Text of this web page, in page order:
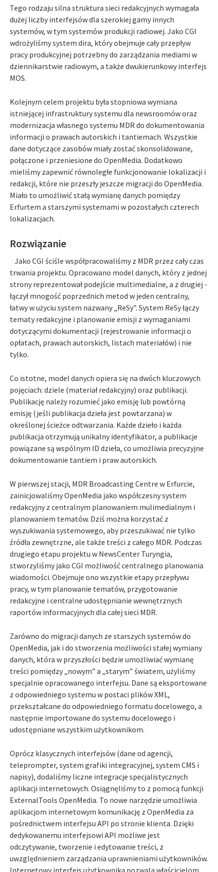
Tego rodzaju silna struktura sieci redakcyjnych wymagała
dużej liczby interfejsów dla szerokiej gamy innych
systemów, w tym systemów produkcji radiowej. Jako CGI
wdrożyliśmy system dira, który obejmuje cały przepływ
pracy produkcyjnej potrzebny do zarządzania mediami w
dziennikarstwie radiowym, a także dwukierunkowy interfejs
MOS.
Kolejnym celem projektu była stopniowa wymiana
istniejącej infrastruktury systemu dla newsroomów oraz
modernizacja własnego systemu MDR do dokumentowania
informacji o prawach autorskich i tantiemach. Wszystkie
dane dotyczące zasobów miały zostać skonsolidowane,
połączone i przeniesione do OpenMedia. Dodatkowo
mieliśmy zapewnić równoległe funkcjonowanie lokalizacji i
redakcji, które nie przeszły jeszcze migracji do OpenMedia.
Miało to umożliwić stałą wymianę danych pomiędzy
Erfurtem a starszymi systemami w pozostałych czterech
lokalizacjach.
Rozwiązanie
Jako CGI ściśle współpracowaliśmy z MDR przez cały czas
trwania projektu. Opracowano model danych, który z jednej
strony reprezentował podejście multimedialne, a z drugiej -
łączył mnogość poprzednich metod w jeden centralny,
łatwy w użyciu system nazwany „ReSy”. System ReSy łączy
tematy redakcyjne i planowanie emisji z wymaganiami
dotyczącymi dokumentacji (rejestrowanie informacji o
opłatach, prawach autorskich, listach materiałów) i nie
tylko.
Co istotne, model danych opiera się na dwóch kluczowych
pojęciach: dziele (materiał redakcyjny) oraz publikacji.
Publikację należy rozumieć jako emisję lub powtórną
emisję (jeśli publikacja dzieła jest powtarzana) w
określonej ścieżce odtwarzania. Każde dzieło i każda
publikacja otrzymują unikalny identyfikator, a publikacje
powiązane są wspólnym ID dzieła, co umożliwia precyzyjne
dokumentowanie tantiem i praw autorskich.
W pierwszej stacji, MDR Broadcasting Centre w Erfurcie,
zainicjowaliśmy OpenMedia jako współczesny system
redakcyjny z centralnym planowaniem mulimedialnym i
planowaniem tematów. Dziś można korzystać z
wyszukiwania systemowego, aby przeszukiwać nie tylko
źródła zewnętrzne, ale także treści z całego MDR. Podczas
drugiego etapu projektu w NewsCenter Turyngia,
stworzyliśmy jako CGI możliwość centralnego planowania
wiadomości. Obejmuje ono wszystkie etapy przepływu
pracy, w tym planowanie tematów, przygotowanie
redakcyjne i centralne udostępnianie wewnętrznych
raportów informacyjnych dla całej sieci MDR.
Zarówno do migracji danych ze starszych systemów do
OpenMedia, jak i do stworzenia możliwości stałej wymiany
danych, która w przyszłości będzie umożliwiać wymianę
treści pomiędzy „nowym” a „starym” światem, użyliśmy
specjalnie opracowanego interfejsu. Dane są eksportowane
z odpowiedniego systemu w postaci plików XML,
przekształcane do odpowiedniego formatu docelowego, a
następnie importowane do systemu docelowego i
udostępniane wszystkim użytkownikom.
Oprócz klasycznych interfejsów (dane od agencji,
teleprompter, system grafiki integracyjnej, system CMS i
napisy), dodaliśmy liczne integracje specjalistycznych
aplikacji internetowych. Osiągnęliśmy to z pomocą funkcji
ExternalTools OpenMedia. To nowe narzędzie umożliwia
aplikacjom internetowym komunikację z OpenMedia za
pośrednictwem interfejsu API po stronie klienta. Dzięki
dedykowanemu interfejsowi API możliwe jest
odczytywanie, tworzenie i edytowanie treści, z
uwzględnieniem zarządzania uprawnieniami użytkowników.
Internetowy interfejs użytkownika pozwala właścicielom